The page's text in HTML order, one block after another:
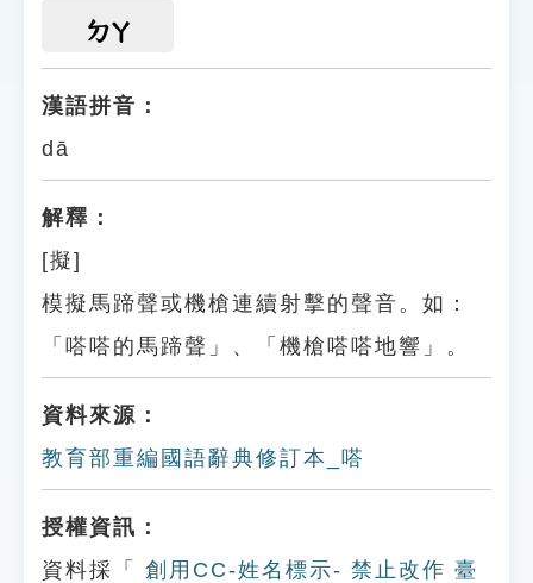
ㄉㄚ
漢語拼音：
dā
解釋：
[擬]
模擬馬蹄聲或機槍連續射擊的聲音。如：
「嗒嗒的馬蹄聲」、「機槍嗒嗒地響」。
資料來源：
教育部重編國語辭典修訂本_嗒
授權資訊：
資料採「
創用CC-姓名標示- 禁止改作 臺